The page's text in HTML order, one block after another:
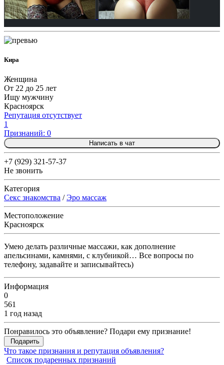
Кира
Женщина
От 22 до 25 лет
Ищу мужчину
Красноярск
Репутация отсутствует
1
Признаний: 0
Написать в чат
+7 (929) 321-57-37
Не звонить
Категория
Секс знакомства /Эро массаж
Местоположение
Красноярск
Умею делать различные массажи, как дополнение
апельсинами, камнями, с клубникой… Все вопросы по
телефону, задавайте и записывайтесь)
Информация
0
561
1 год назад
Понравилось это объявление? Подари ему признание!
Подарить
Что такое признания и репутация объявления?
Список подаренных признаний